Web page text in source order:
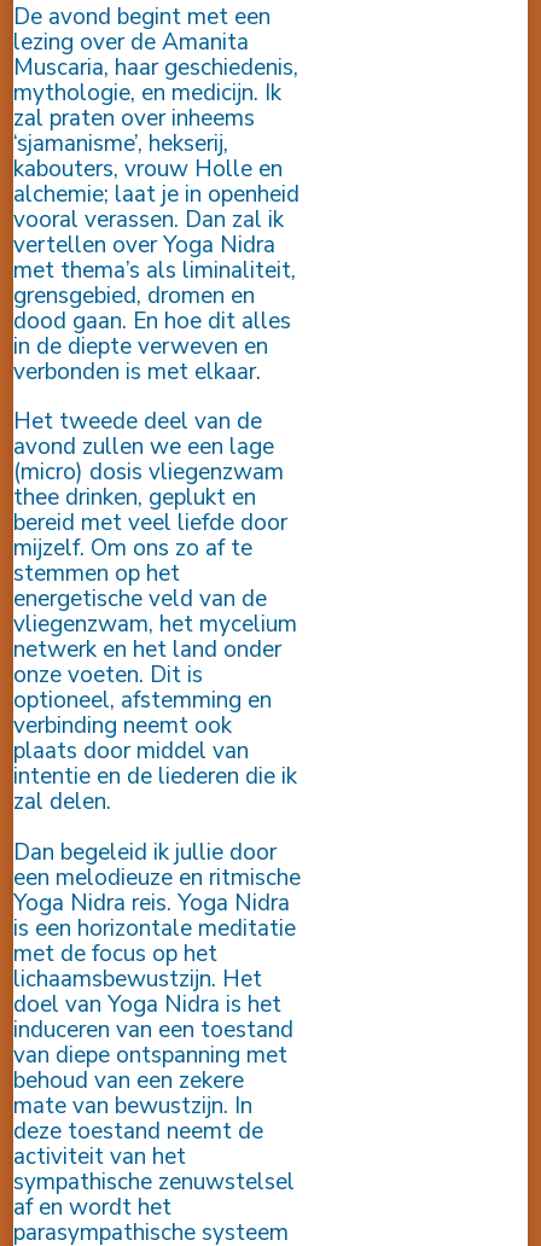
De avond begint met een
lezing over de Amanita
Muscaria, haar geschiedenis,
mythologie, en medicijn. Ik
zal praten over inheems
‘sjamanisme’, hekserij,
kabouters, vrouw Holle en
alchemie; laat je in openheid
vooral verassen. Dan zal ik
vertellen over Yoga Nidra
met thema’s als liminaliteit,
grensgebied, dromen en
dood gaan. En hoe dit alles
in de diepte verweven en
verbonden is met elkaar.
Het tweede deel van de
avond zullen we een lage
(micro) dosis vliegenzwam
thee drinken, geplukt en
bereid met veel liefde door
mijzelf. Om ons zo af te
stemmen op het
energetische veld van de
vliegenzwam, het mycelium
netwerk en het land onder
onze voeten. Dit is
optioneel, afstemming en
verbinding neemt ook
plaats door middel van
intentie en de liederen die ik
zal delen.
Dan begeleid ik jullie door
een melodieuze en ritmische
Yoga Nidra reis. Yoga Nidra
is een horizontale meditatie
met de focus op het
lichaamsbewustzijn. Het
doel van Yoga Nidra is het
induceren van een toestand
van diepe ontspanning met
behoud van een zekere
mate van bewustzijn. In
deze toestand neemt de
activiteit van het
sympathische zenuwstelsel
af en wordt het
parasympathische systeem